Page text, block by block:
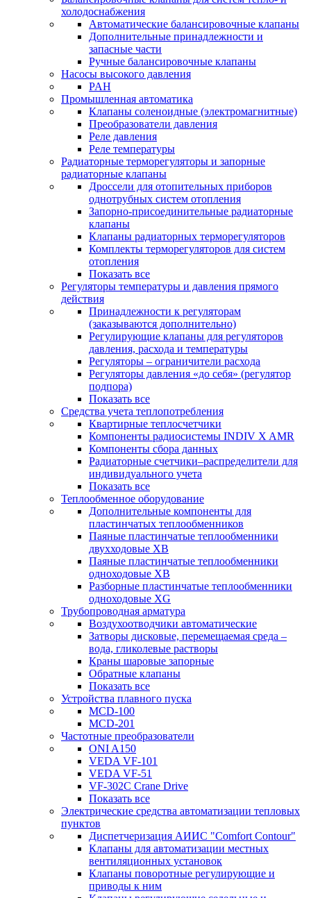
холодоснабжения
Автоматические балансировочные клапаны
Дополнительные принадлежности и
запасные части
Ручные балансировочные клапаны
Насосы высокого давления
PAH
Промышленная автоматика
Клапаны соленоидные (электромагнитные)
Преобразователи давления
Реле давления
Реле температуры
Радиаторные терморегуляторы и запорные
радиаторные клапаны
Дроссели для отопительных приборов
однотрубных систем отопления
Запорно-присоединительные радиаторные
клапаны
Клапаны радиаторных терморегуляторов
Комплекты терморегуляторов для систем
отопления
Показать все
Регуляторы температуры и давления прямого
действия
Принадлежности к регуляторам
(заказываются дополнительно)
Регулирующие клапаны для регуляторов
давления, расхода и температуры
Регуляторы – ограничители расхода
Регуляторы давления «до себя» (регулятор
подпора)
Показать все
Средства учета теплопотребления
Квартирные теплосчетчики
Компоненты радиосистемы INDIV X AMR
Компоненты сбора данных
Радиаторные счетчики–распределители для
индивидуального учета
Показать все
Теплообменное оборудование
Дополнительные компоненты для
пластинчатых теплообменников
Паяные пластинчатые теплообменники
двухходовые XB
Паяные пластинчатые теплообменники
одноходовые ХВ
Разборные пластинчатые теплообменники
одноходовые ХG
Трубопроводная арматура
Воздухоотводчики автоматические
Затворы дисковые, перемещаемая среда –
вода, гликолевые растворы
Краны шаровые запорные
Обратные клапаны
Показать все
Устройства плавного пуска
MCD-100
MCD-201
Частотные преобразователи
ONI A150
VEDA VF-101
VEDA VF-51
VF-302C Crane Drive
Показать все
Электрические средства автоматизации тепловых
пунктов
Диспетчеризация АИИС "Comfort Contour"
Клапаны для автоматизации местных
вентиляционных установок
Клапаны поворотные регулирующие и
приводы к ним